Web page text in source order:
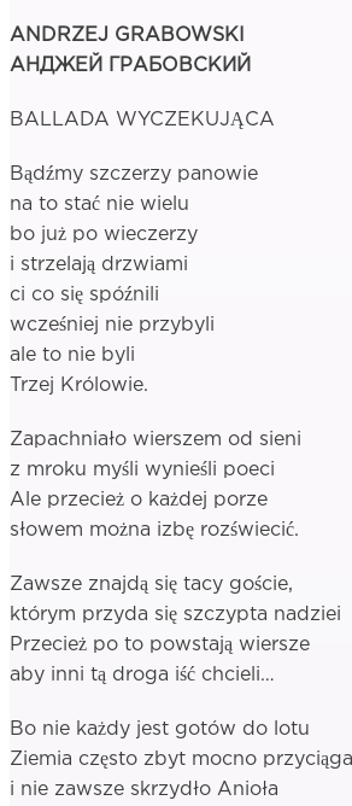
ANDRZEJ GRABOWSKI
АНДЖЕЙ ГРАБОВСКИЙ
BALLADA WYCZEKUJĄCA
Bądźmy szczerzy panowie
na to stać nie wielu
bo już po wieczerzy
i strzelają drzwiami
ci co się spóźnili
wcześniej nie przybyli
ale to nie byli
Trzej Królowie.
Zapachniało wierszem od sieni
z mroku myśli wynieśli poeci
Ale przecież o każdej porze
słowem można izbę rozświecić.
Zawsze znajdą się tacy goście,
którym przyda się szczypta nadziei
Przecież po to powstają wiersze
aby inni tą droga iść chcieli…
Bo nie każdy jest gotów do lotu
Ziemia często zbyt mocno przyciąga
i nie zawsze skrzydło Anioła